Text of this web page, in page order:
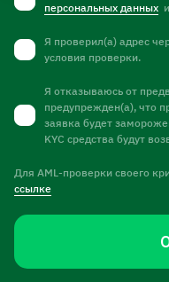
персональных данных и
Я проверил(а) адрес
условия проверки.
Я отказываюсь от
предупрежден(а), что
заявка будет
KYC средства будут
Для AML-проверки своего
ссылке